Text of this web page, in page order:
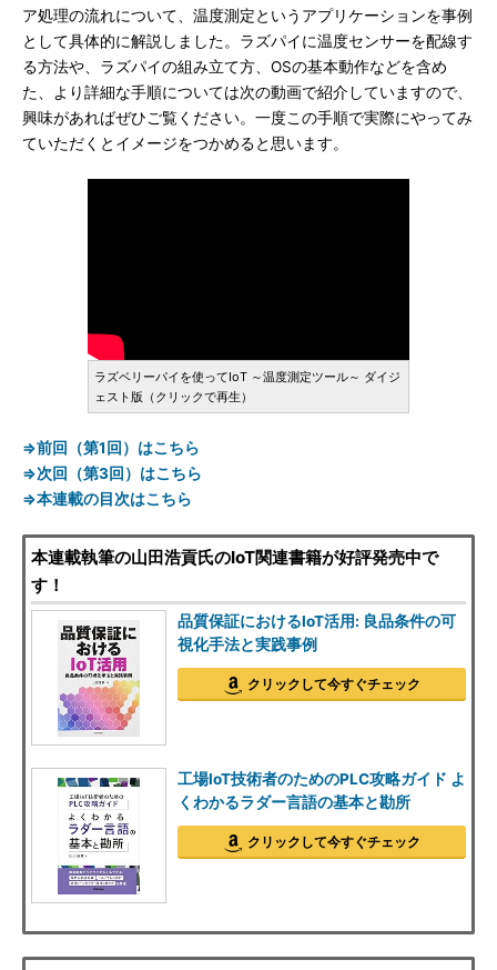
ア処理の流れについて、温度測定というアプリケーションを事例
として具体的に解説しました。ラズパイに温度センサーを配線す
る方法や、ラズパイの組み立て方、OSの基本動作などを含め
た、より詳細な手順については次の動画で紹介していますので、
興味があればぜひご覧ください。一度この手順で実際にやってみ
ていただくとイメージをつかめると思います。
ラズベリーパイを使ってIoT ～温度測定ツール～ ダイジ
ェスト版（クリックで再生）
⇒前回（第1回）はこちら
⇒次回（第3回）はこちら
⇒本連載の目次はこちら
本連載執筆の山田浩貢氏のIoT関連書籍が好評発売中で
す！
品質保証におけるIoT活用: 良品条件の可
視化手法と実践事例
クリックして今すぐチェック
工場IoT技術者のためのPLC攻略ガイド よ
くわかるラダー言語の基本と勘所
クリックして今すぐチェック